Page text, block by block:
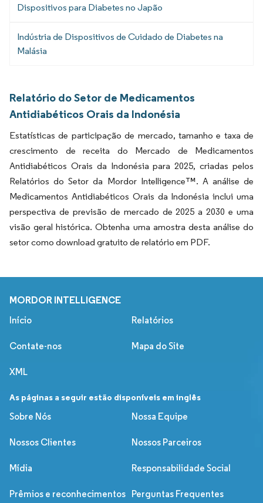
Dispositivos para Diabetes no Japão
Indústria de Dispositivos de Cuidado de Diabetes na
Malásia
Relatório do Setor de Medicamentos
Antidiabéticos Orais da Indonésia
Estatísticas de participação de mercado, tamanho e taxa de
crescimento de receita do Mercado de Medicamentos
Antidiabéticos Orais da Indonésia para 2025, criadas pelos
Relatórios do Setor da Mordor Intelligence™. A análise de
Medicamentos Antidiabéticos Orais da Indonésia inclui uma
perspectiva de previsão de mercado de 2025 a 2030 e uma
visão geral histórica. Obtenha uma amostra desta análise do
setor como download gratuito de relatório em PDF.
MORDOR INTELLIGENCE
Início Relatórios
Contate-nos Mapa do Site
XML
As páginas a seguir estão disponíveis em inglês
Sobre Nós
Nossa Equipe
Nossos Clientes Nossos Parceiros
Mídia Responsabilidade Social
Prêmios e reconhecimentos Perguntas Frequentes